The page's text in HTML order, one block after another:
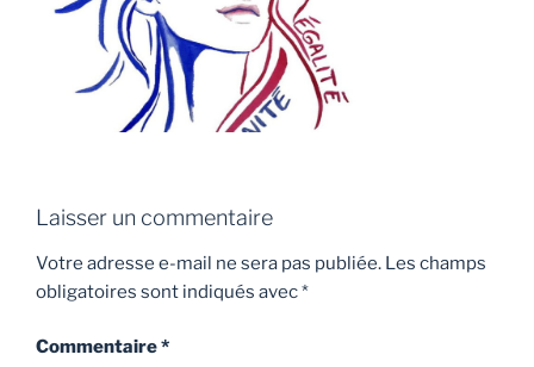
Laisser un commentaire
Votre adresse e-mail ne sera pas publiée. Les champs
obligatoires sont indiqués avec*
Commentaire*